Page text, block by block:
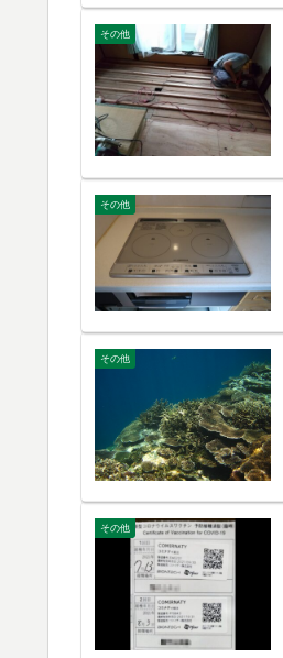
その他
その他
その他
その他